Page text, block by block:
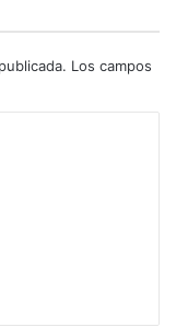
Los campos